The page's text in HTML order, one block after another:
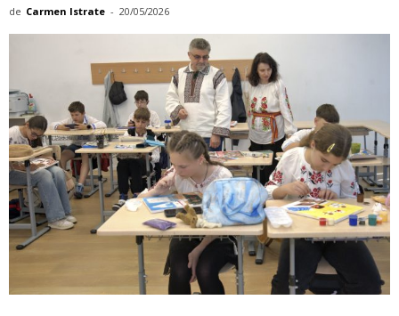
de Carmen Istrate - 20/05/2026